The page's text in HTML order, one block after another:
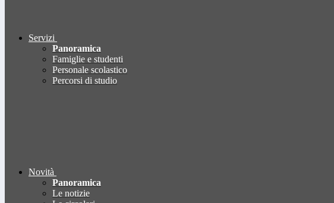
Servizi
Panoramica
Famiglie e studenti
Personale scolastico
Percorsi di studio
Novità
Panoramica
Le notizie